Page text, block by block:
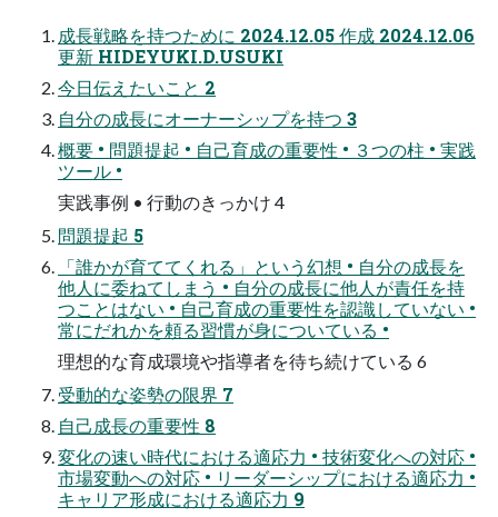
成長戦略を持つために 2024.12.05 作成 2024.12.06
更新 HIDEYUKI.D.USUKI
今日伝えたいこと 2
自分の成長にオーナーシップを持つ 3
概要 • 問題提起 • 自己育成の重要性 • ３つの柱 • 実践
ツール •
実践事例 • 行動のきっかけ 4
問題提起 5
「誰かが育ててくれる」という幻想 • 自分の成長を
他人に委ねてしまう • 自分の成長に他人が責任を持
つことはない • 自己育成の重要性を認識していない •
常にだれかを頼る習慣が身についている •
理想的な育成環境や指導者を待ち続けている 6
受動的な姿勢の限界 7
自己成長の重要性 8
変化の速い時代における適応力 • 技術変化への対応 •
市場変動への対応 • リーダーシップにおける適応力 •
キャリア形成における適応力 9